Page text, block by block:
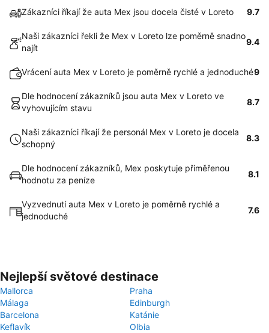
Zákazníci říkají že auta Mex jsou docela čisté v Loreto 9.7
Naši zákazníci řekli že Mex v Loreto lze poměrně snadno
najít
9.4
Vrácení auta Mex v Loreto je poměrně rychlé a jednoduché9
Dle hodnocení zákazníků jsou auta Mex v Loreto ve
vyhovujícím stavu
8.7
Naši zákazníci říkají že personál Mex v Loreto je docela
schopný
8.3
Dle hodnocení zákazníků, Mex poskytuje přiměřenou
hodnotu za peníze
8.1
Vyzvednutí auta Mex v Loreto je poměrně rychlé a
jednoduché
7.6
Nejlepší světové destinace
Mallorca
Praha
Málaga
Edinburgh
Barcelona
Katánie
Keflavík
Olbia